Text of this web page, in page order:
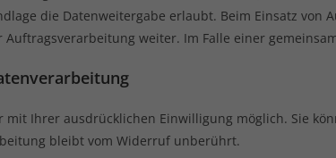
die Datenweitergabe erlaubt. Beim Einsatz
weiter. Im Falle einer
mit Ihrer ausdrücklichen Einwilligung möglich. Sie
bleibt vom Widerruf unberührt.